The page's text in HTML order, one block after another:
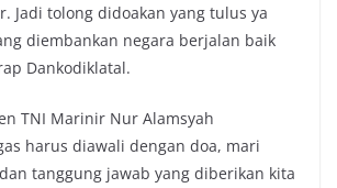
Jadi tolong didoakan yang tulus ya
diembankan negara berjalan baik
Dankodiklatal.
TNI Marinir Nur Alamsyah
harus diawali dengan doa, mari
tanggung jawab yang diberikan kita